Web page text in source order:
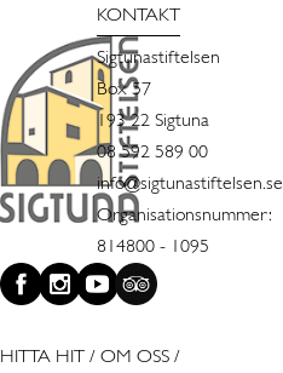
KONTAKT
Sigtunastiftelsen
Box 57
193 22 Sigtuna
08 592 589 00
info@sigtunastiftelsen.se
Organisationsnummer:
814800 - 1095
HITTA HIT / OM OSS /